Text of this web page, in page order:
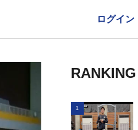
ログイン
RANKING
1